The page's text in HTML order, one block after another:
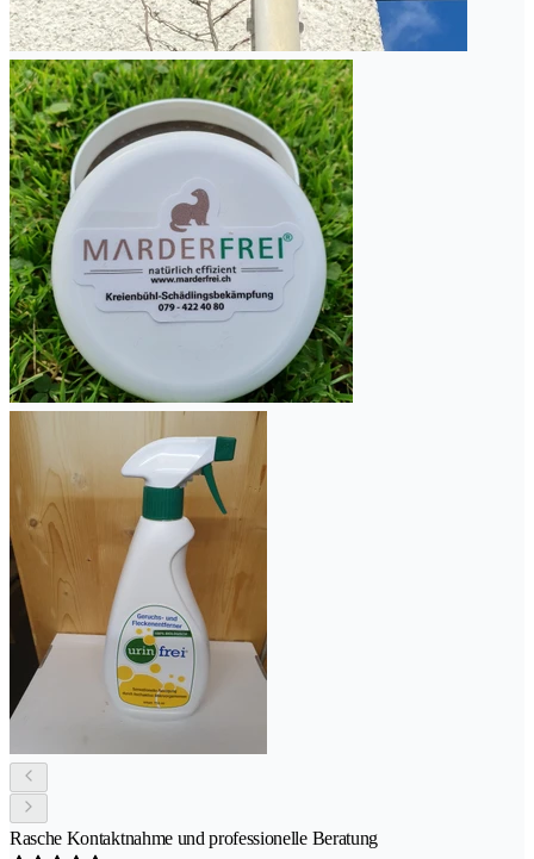
Rasche Kontaktnahme und professionelle Beratung